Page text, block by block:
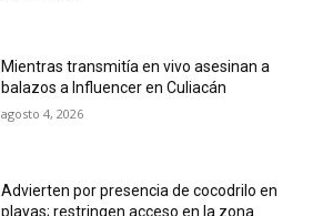
Mientras transmitía en vivo asesinan a
balazos a Influencer en Culiacán
agosto 4, 2026
Advierten por presencia de cocodrilo en
playas; restringen acceso en la zona